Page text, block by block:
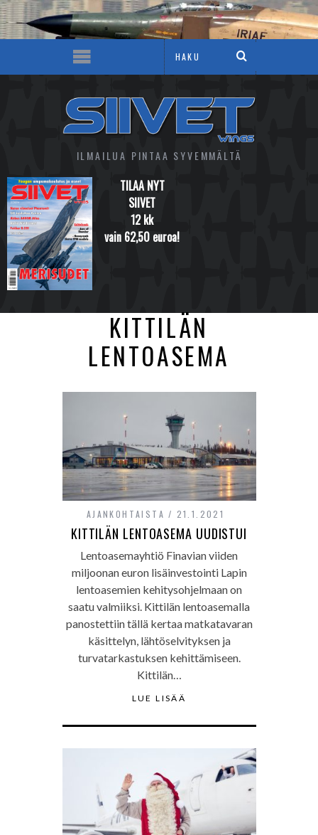
ILMAILUA PINTAA SYVEMMÄLTÄ
TILAA NYT
SIIVET
12 kk
vain 62,50 euroa!
KITTILÄN
LENTOASEMA
AJANKOHTAISTA 21.1.2021
KITTILÄN LENTOASEMA UUDISTUI
Lentoasemayhtiö Finavian viiden
miljoonan euron lisäinvestointi Lapin
lentoasemien kehitysohjelmaan on
saatu valmiiksi. Kittilän lentoasemalla
panostettiin tällä kertaa matkatavaran
käsittelyn, lähtöselvityksen ja
turvatarkastuksen kehittämiseen.
Kittilän…
LUE LISÄÄ